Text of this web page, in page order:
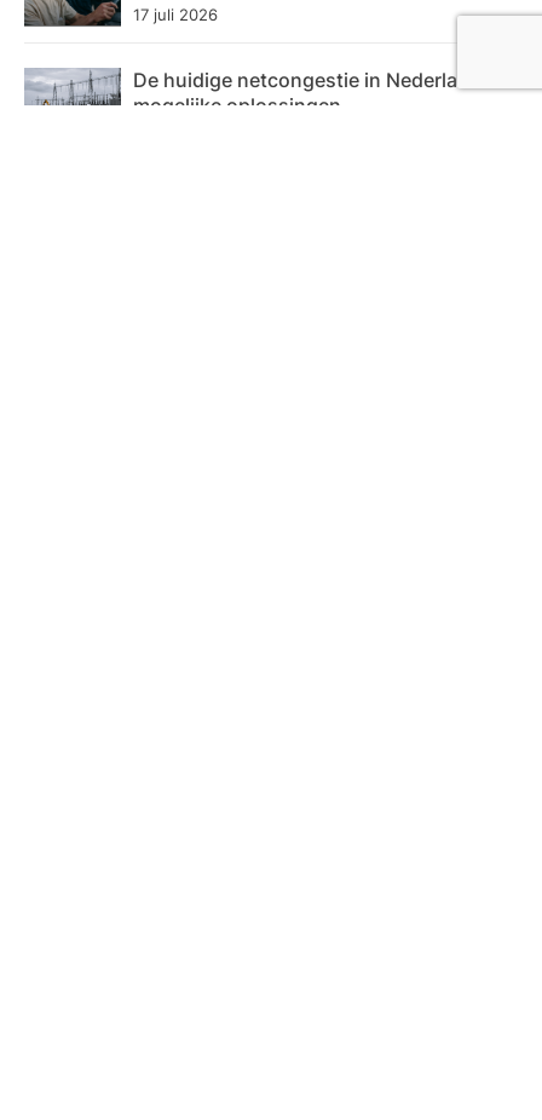
17 juli 2026
De huidige netcongestie in Nederland en
mogelijke oplossingen